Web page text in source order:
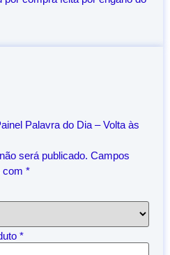
Palavra do Dia – Volta às
será publicado. Campos
com *
*